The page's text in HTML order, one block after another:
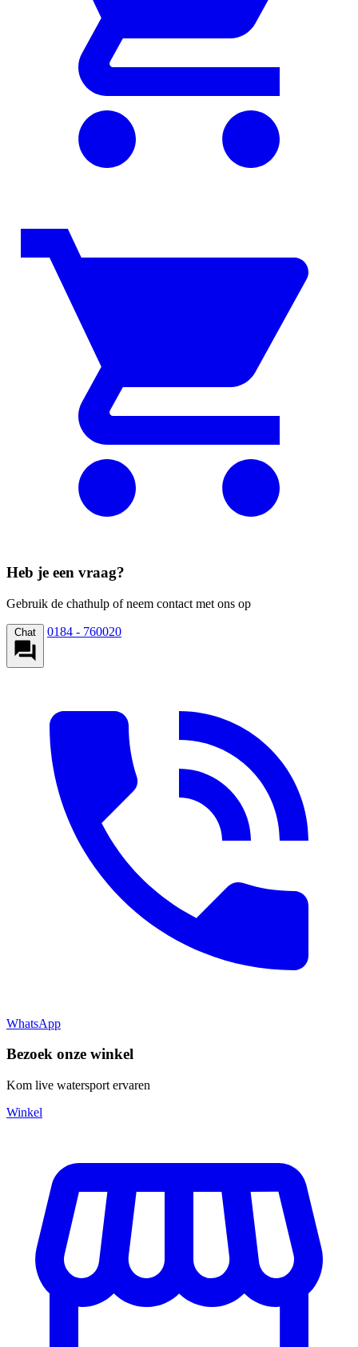
Heb je een vraag?
Gebruik de chathulp of neem contact met ons op
Chat 0184 - 760020
WhatsApp
Bezoek onze winkel
Kom live watersport ervaren
Winkel